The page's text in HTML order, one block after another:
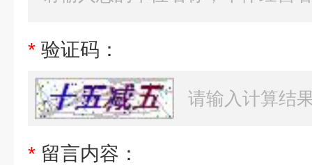
* 验证码：
* 留言内容：